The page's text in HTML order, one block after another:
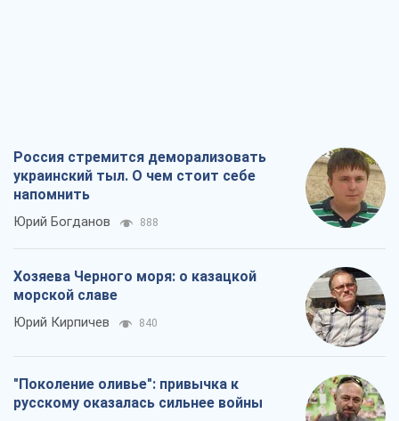
Россия стремится деморализовать
украинский тыл. О чем стоит себе
напомнить
Юрий Богданов 888
Хозяева Черного моря: о казацкой
морской славе
Юрий Кирпичев 840
"Поколение оливье": привычка к
русскому оказалась сильнее войны